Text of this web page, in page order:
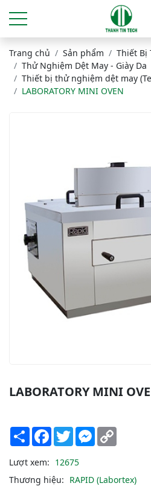
Trang chủ Sản phẩm
Thiết Bị
Thử Nghiệm Dệt May - Giày Da
Thiết bị thử nghiệm dệt may
LABORATORY MINI OVEN
LABORATORY MINI
Share Facebook
TwitterMessenger
Lượt xem: 12675
Thương hiệu: RAPID (Labortex)